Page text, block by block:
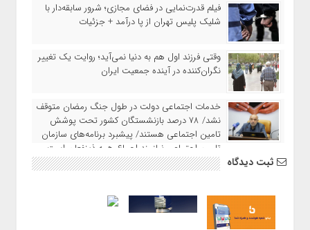
فیلم قدرت‌نمایی در فضای مجازی؛ شرور سابقه‌دار با
شلیک پلیس تهران از پا درآمد + جزئیات
وقتی فرزند اول هم به دنیا نمی‌آید؛ روایت یک تغییر
نگران‌کننده در آینده جمعیت ایران
خدمات اجتماعی دولت در طول جنگ رمضان متوقف
نشد/ ۷۸ درصد بازنشستگان کشور تحت پوشش
تامین اجتماعی هستند/ پیشبرد برنامه‌های سازمان
تامین اجتماعی نیازمند اجماع همه ذینفعان است
ثبت دیدگاه